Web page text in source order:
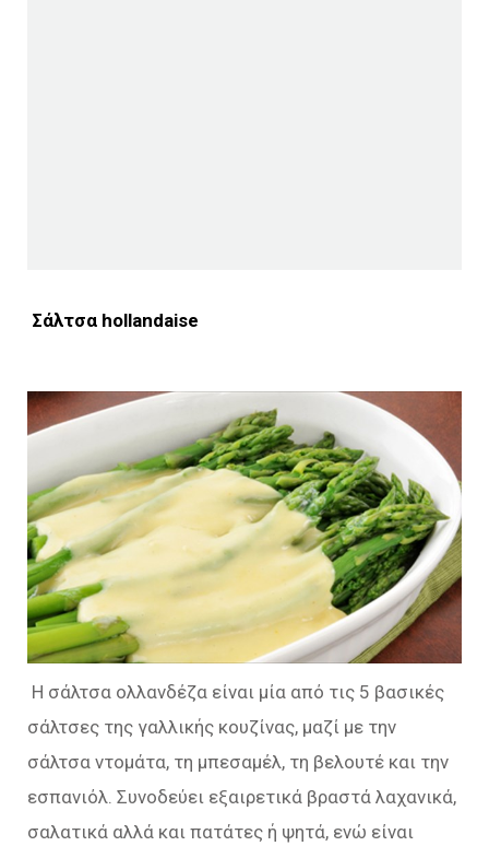
Σάλτσα hollandaise
Η σάλτσα ολλανδέζα είναι μία από τις 5 βασικές
σάλτσες της γαλλικής κουζίνας, μαζί με την
σάλτσα ντομάτα, τη μπεσαμέλ, τη βελουτέ και την
εσπανιόλ. Συνοδεύει εξαιρετικά βραστά λαχανικά,
σαλατικά αλλά και πατάτες ή ψητά, ενώ είναι